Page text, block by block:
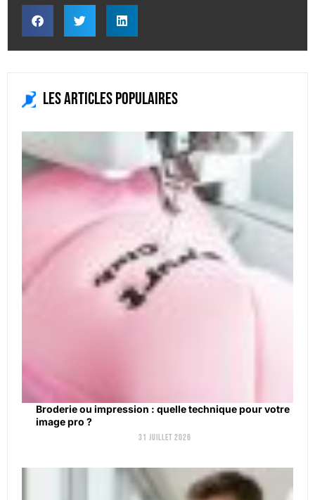
Les articles populaires
Broderie ou impression : quelle technique pour votre
image pro ?
31 juillet 2026